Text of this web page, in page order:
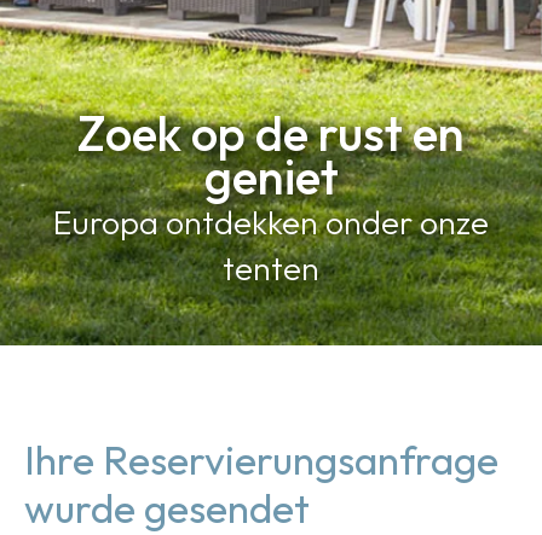
Zoek op de rust en
geniet
Europa ontdekken onder onze
tenten
Ihre Reservierungsanfrage
wurde gesendet